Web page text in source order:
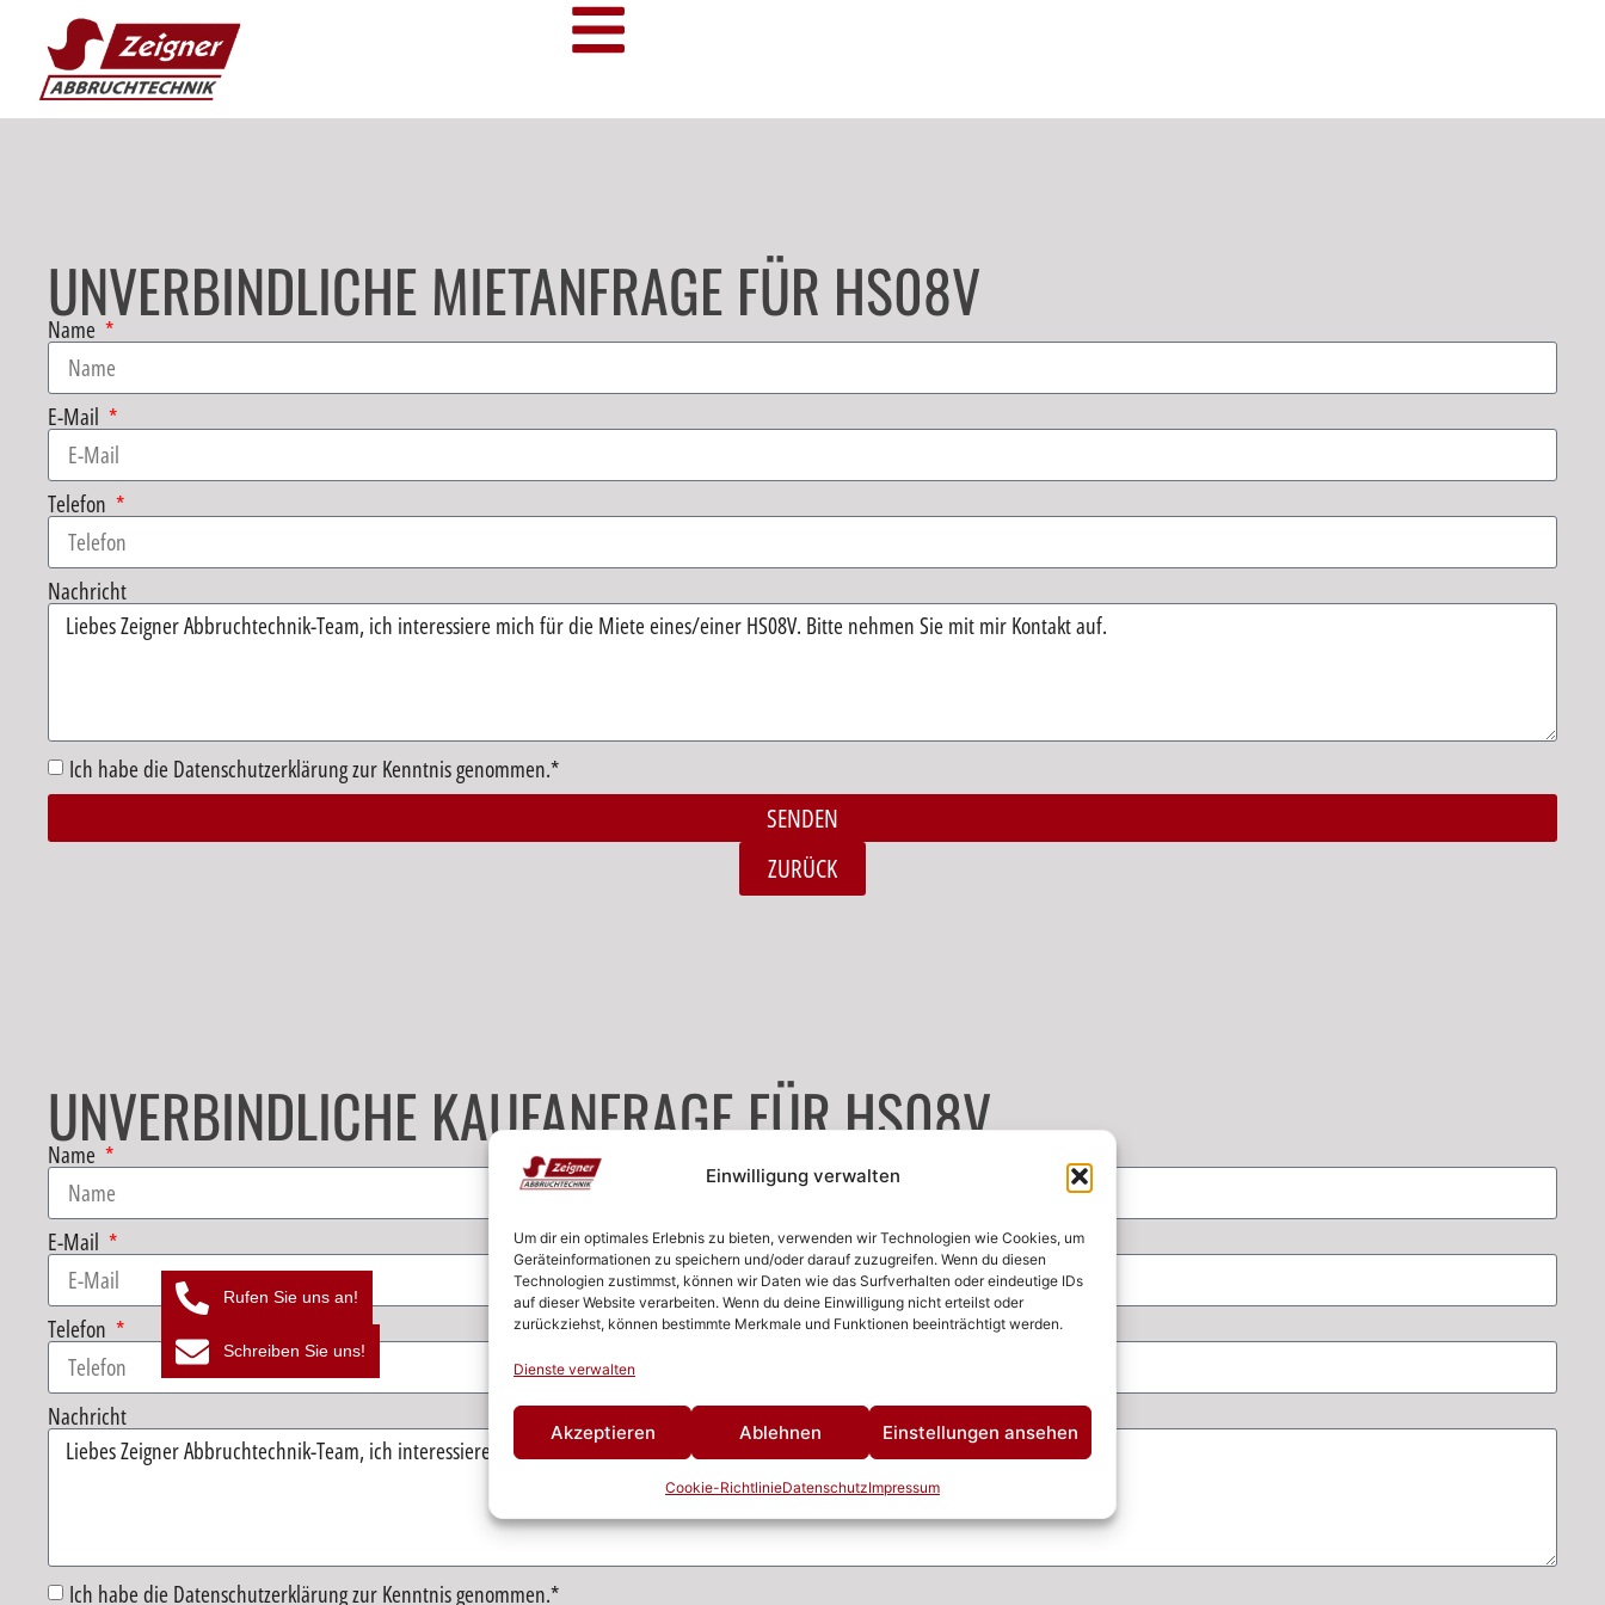
Einwilligung verwalten
Um dir ein optimales Erlebnis zu bieten, verwenden wir Technologien wie Cookies, um
Geräteinformationen zu speichern und/oder darauf zuzugreifen. Wenn du diesen
Technologien zustimmst, können wir Daten wie das Surfverhalten oder eindeutige IDs
auf dieser Website verarbeiten. Wenn du deine Einwilligung nicht erteilst oder
zurückziehst, können bestimmte Merkmale und Funktionen beeinträchtigt werden.
Dienste verwalten
Akzeptieren Ablehnen Einstellungen ansehen
Cookie-RichtlinieDatenschutzImpressum
UNVERBINDLICHE MIETANFRAGE FÜR HS08V
Name
E-Mail
Telefon
Nachricht
Ich habe die Datenschutzerklärung zur Kenntnis genommen.*
SENDEN
ZURÜCK
UNVERBINDLICHE KAUFANFRAGE FÜR HS08V
Name
E-Mail
Telefon
Nachricht
Ich habe die Datenschutzerklärung zur Kenntnis genommen.*
Rufen Sie uns an!
Schreiben Sie uns!